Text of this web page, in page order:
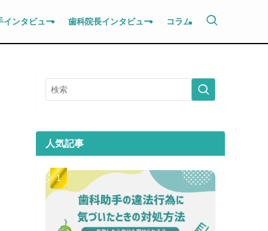
インタビュー 歯科院長インタビュー コラム
人気記事